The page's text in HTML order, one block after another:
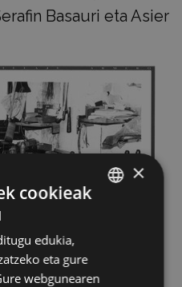
Basauri eta Asier
×
cookieak
edukia,
eta gure
webgunearen